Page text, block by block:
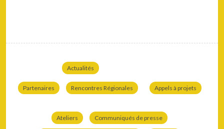
Actualités
Partenaires Rencontres Régionales Appels à projets
Ateliers Communiqués de presse